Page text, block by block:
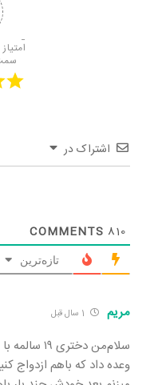
اشتراک در
810
تازه‌ترین
مریم
وعده داد که باهم ازدواج